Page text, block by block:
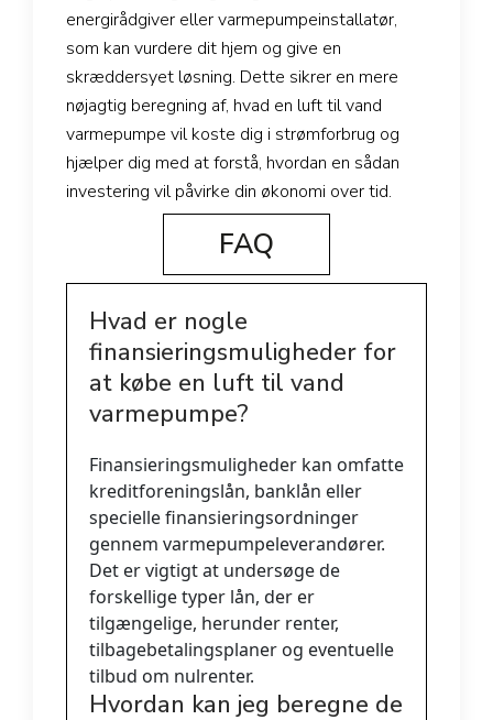
energirådgiver eller varmepumpeinstallatør,
som kan vurdere dit hjem og give en
skræddersyet løsning. Dette sikrer en mere
nøjagtig beregning af, hvad en luft til vand
varmepumpe vil koste dig i strømforbrug og
hjælper dig med at forstå, hvordan en sådan
investering vil påvirke din økonomi over tid.
FAQ
Hvad er nogle
finansieringsmuligheder for
at købe en luft til vand
varmepumpe?
Finansieringsmuligheder kan omfatte
kreditforeningslån, banklån eller
specielle finansieringsordninger
gennem varmepumpeleverandører.
Det er vigtigt at undersøge de
forskellige typer lån, der er
tilgængelige, herunder renter,
tilbagebetalingsplaner og eventuelle
tilbud om nulrenter.
Hvordan kan jeg beregne de